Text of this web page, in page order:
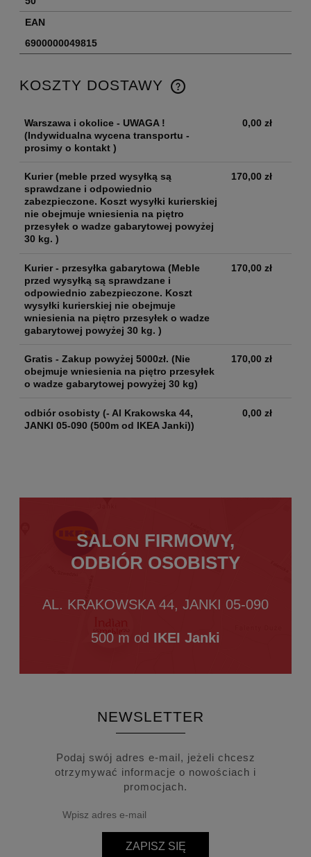
EAN
6900000049815
KOSZTY DOSTAWY
Warszawa i okolice - UWAGA !
(Indywidualna wycena transportu -
prosimy o kontakt )
0,00 zł
Kurier(meble przed wysyłką są
sprawdzane i odpowiednio
zabezpieczone. Koszt wysyłki kurierskiej
nie obejmuje wniesienia na piętro
przesyłek o wadze gabarytowej powyżej
30 kg. )
170,00 zł
Kurier - przesyłka gabarytowa (Meble
przed wysyłką są sprawdzane i
odpowiednio zabezpieczone. Koszt
wysyłki kurierskiej nie obejmuje
wniesienia na piętro przesyłek o wadze
gabarytowej powyżej 30 kg. )
170,00 zł
Gratis - Zakup powyżej 5000zł. (Nie
obejmuje wniesienia na piętro przesyłek
o wadze gabarytowej powyżej 30 kg)
170,00 zł
odbiór osobisty (- Al Krakowska 44,
JANKI 05-090 (500m od IKEA Janki))
0,00 zł
SALON FIRMOWY,
ODBIÓR OSOBISTY
AL. KRAKOWSKA 44, JANKI 05-090
500 m od IKEI Janki
NEWSLETTER
Podaj swój adres e-mail, jeżeli chcesz
otrzymywać informacje o nowościach i
promocjach.
ZAPISZ SIĘ